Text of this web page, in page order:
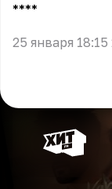
** **
25 января 18:15